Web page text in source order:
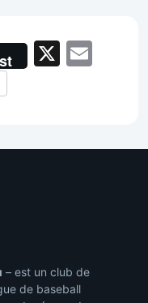
X
– est un club de
de baseball